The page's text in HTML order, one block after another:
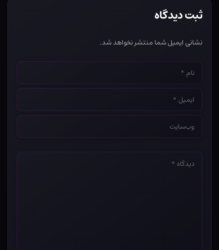
ثبت دیدگاه
نشانی ایمیل شما منتشر نخواهد شد.
نام
*
ایمیل
*
وب‌سایت
*
دیدگاه